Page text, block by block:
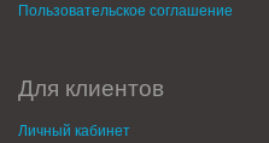
Пользовательское соглашение
Для клиентов
Личный кабинет